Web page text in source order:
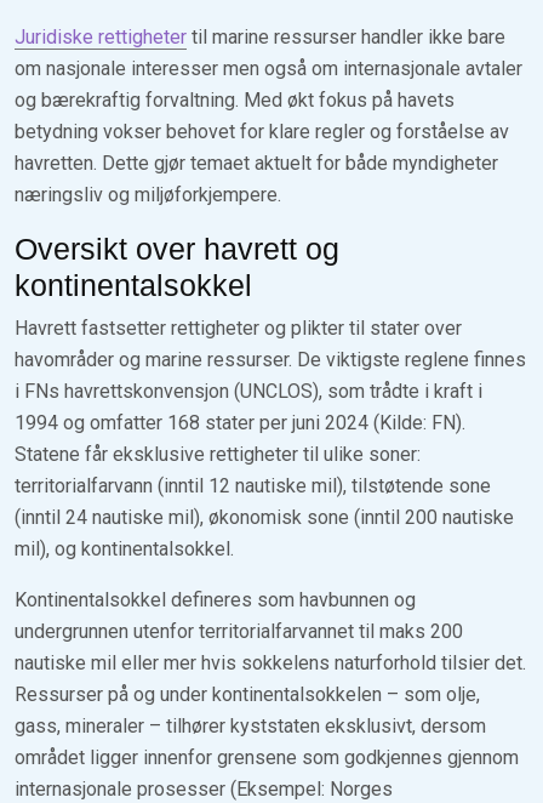
Juridiske rettigheter til marine ressurser handler ikke bare
om nasjonale interesser men også om internasjonale avtaler
og bærekraftig forvaltning. Med økt fokus på havets
betydning vokser behovet for klare regler og forståelse av
havretten. Dette gjør temaet aktuelt for både myndigheter
næringsliv og miljøforkjempere.
Oversikt over havrett og
kontinentalsokkel
Havrett fastsetter rettigheter og plikter til stater over
havområder og marine ressurser. De viktigste reglene finnes
i FNs havrettskonvensjon (UNCLOS), som trådte i kraft i
1994 og omfatter 168 stater per juni 2024 (Kilde: FN).
Statene får eksklusive rettigheter til ulike soner:
territorialfarvann (inntil 12 nautiske mil), tilstøtende sone
(inntil 24 nautiske mil), økonomisk sone (inntil 200 nautiske
mil), og kontinentalsokkel.
Kontinentalsokkel defineres som havbunnen og
undergrunnen utenfor territorialfarvannet til maks 200
nautiske mil eller mer hvis sokkelens naturforhold tilsier det.
Ressurser på og under kontinentalsokkelen – som olje,
gass, mineraler – tilhører kyststaten eksklusivt, dersom
området ligger innenfor grensene som godkjennes gjennom
internasjonale prosesser (Eksempel: Norges